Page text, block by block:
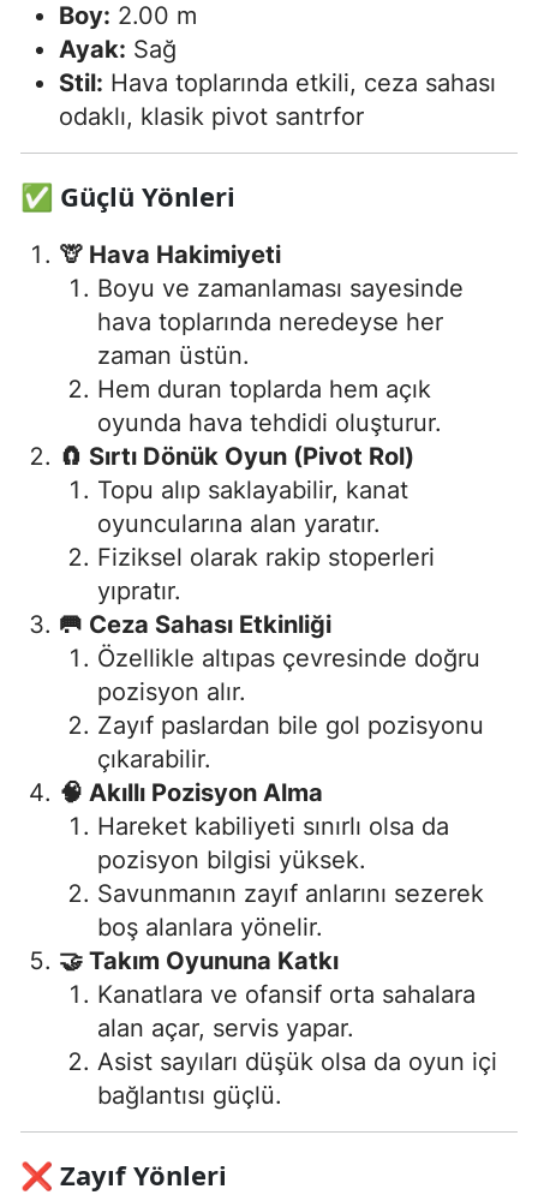
Boy: 2.00 m
Ayak: Sağ
Stil: Hava toplarında etkili, ceza sahası
odaklı, klasik pivot santrfor
✅ Güçlü Yönleri
🦒 Hava Hakimiyeti
Boyu ve zamanlaması sayesinde
hava toplarında neredeyse her
zaman üstün.
Hem duran toplarda hem açık
oyunda hava tehdidi oluşturur.
🧲 Sırtı Dönük Oyun (Pivot Rol)
Topu alıp saklayabilir, kanat
oyuncularına alan yaratır.
Fiziksel olarak rakip stoperleri
yıpratır.
🥅 Ceza Sahası Etkinliği
Özellikle altıpas çevresinde doğru
pozisyon alır.
Zayıf paslardan bile gol pozisyonu
çıkarabilir.
🧠 Akıllı Pozisyon Alma
Hareket kabiliyeti sınırlı olsa da
pozisyon bilgisi yüksek.
Savunmanın zayıf anlarını sezerek
boş alanlara yönelir.
🤝 Takım Oyununa Katkı
Kanatlara ve ofansif orta sahalara
alan açar, servis yapar.
Asist sayıları düşük olsa da oyun içi
bağlantısı güçlü.
❌ Zayıf Yönleri